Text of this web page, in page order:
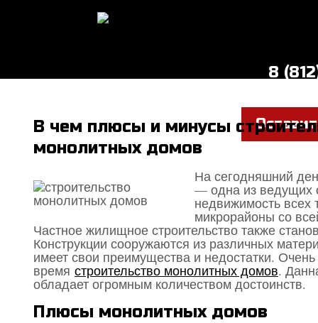
8
В чем плюсы и минусы
монолитных домов
На сегодняшний
— одна из ведущих
недвижимость всех
микрорайоны со
Частное жилищное строительство также
Конструкции сооружаются из различных
имеет свои преимущества и недостатки.
время строительство монолитных домов.
обладает огромным количеством достоинств.
Плюсы монолитных домов